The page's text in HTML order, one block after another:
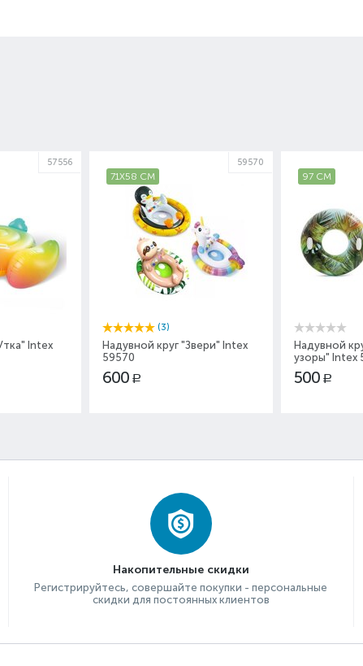
57556
Intex
71Х58 СМ
59570
(3)
Надувной круг "Звери" Intex
59570
600 Р
97 СМ
Надувной
узоры" Intex
500 Р
Накопительные скидки
Регистрируйтесь, совершайте покупки - персональные
скидки для постоянных клиентов